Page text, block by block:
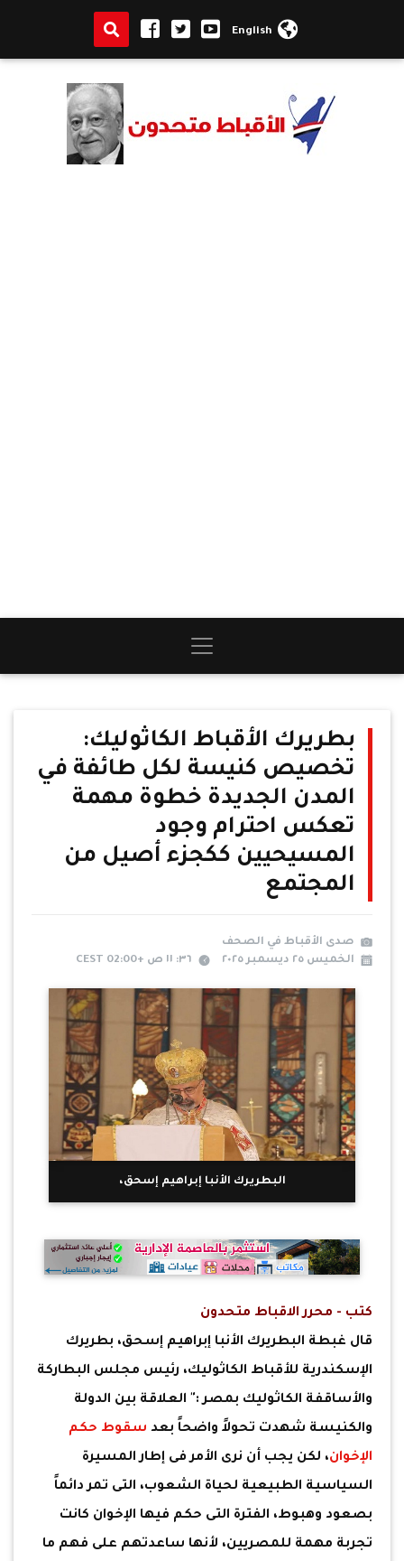
English
بطريرك الأقباط الكاثوليك:
تخصيص كنيسة لكل طائفة في
المدن الجديدة خطوة مهمة
تعكس احترام وجود
المسيحيين ككجزء أصيل من
المجتمع
صدى الأقباط في الصحف
الخميس ٢٥ ديسمبر ٢٠٢٥
٣٦: ١١ ص +02:00 CEST
البطريرك الأنبا إبراهيم إسحق،
كتب - محرر الاقباط متحدون
قال غبطة البطريرك الأنبا إبراهيم إسحق، بطريرك
الإسكندرية للأقباط الكاثوليك، رئيس مجلس البطاركة
والأساقفة الكاثوليك بمصر :" العلاقة بين الدولة
والكنيسة شهدت تحولاً واضحاً بعد سقوط حكم
الإخوان، لكن يجب أن نرى الأمر فى إطار المسيرة
السياسية الطبيعية لحياة الشعوب، التى تمر دائماً
بصعود وهبوط، الفترة التى حكم فيها الإخوان كانت
تجربة مهمة للمصريين، لأنها ساعدتهم على فهم ما